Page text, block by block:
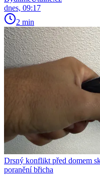
dnes, 09:17
2 min
Drsný konflikt před domem
poranění břicha